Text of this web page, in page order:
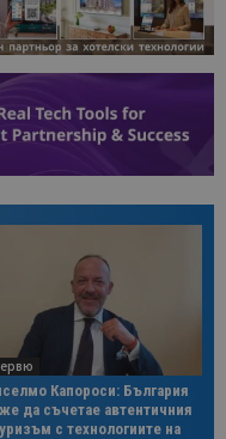
Капороси: България
да съчетае автентичния
с технологиите на